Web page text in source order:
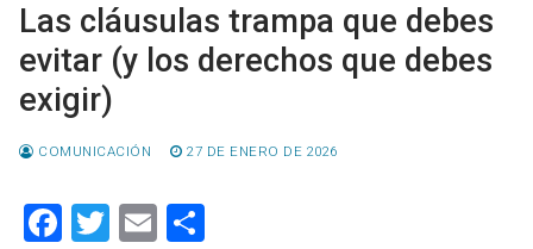
Las cláusulas trampa que debes
evitar (y los derechos que debes
exigir)
COMUNICACIÓN 27 DE ENERO DE 2026
Facebook
Twitter
Email